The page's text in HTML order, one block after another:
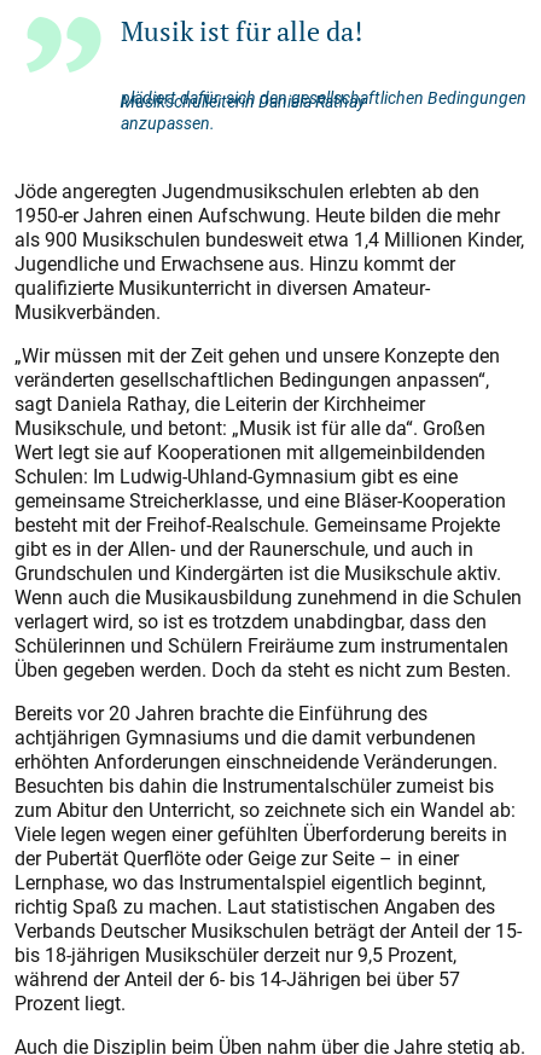
Musik ist für alle da!
Musikschulleiterin Daniela Rathay
plädiert dafür, sich den gesellschaftlichen Bedingungen
anzupassen.
Jöde angeregten Jugendmusikschulen erlebten ab den
1950-er Jahren einen Aufschwung. Heute bilden die mehr
als 900 Musikschulen bundesweit etwa 1,4 Millionen Kinder,
Jugendliche und Erwachsene aus. Hinzu kommt der
qualifizierte Musikunterricht in diversen Amateur-
Musikverbänden.
„Wir müssen mit der Zeit gehen und unsere Konzepte den
veränderten gesellschaftlichen Bedingungen anpassen“,
sagt Daniela Rathay, die Leiterin der Kirchheimer
Musikschule, und betont: „Musik ist für alle da“. Großen
Wert legt sie auf Kooperationen mit allgemeinbildenden
Schulen: Im Ludwig-Uhland-Gymnasium gibt es eine
gemeinsame Streicherklasse, und eine Bläser-Kooperation
besteht mit der Freihof-Realschule. Gemeinsame Projekte
gibt es in der Allen- und der Raunerschule, und auch in
Grundschulen und Kindergärten ist die Musikschule aktiv.
Wenn auch die Musikausbildung zunehmend in die Schulen
verlagert wird, so ist es trotzdem unabdingbar, dass den
Schülerinnen und Schülern Freiräume zum instrumentalen
Üben gegeben werden. Doch da steht es nicht zum Besten.
Bereits vor 20 Jahren brachte die Einführung des
achtjährigen Gymnasiums und die damit verbundenen
erhöhten Anforderungen einschneidende Veränderungen.
Besuchten bis dahin die Instrumentalschüler zumeist bis
zum Abitur den Unterricht, so zeichnete sich ein Wandel ab:
Viele legen wegen einer gefühlten Überforderung bereits in
der Pubertät Querflöte oder Geige zur Seite – in einer
Lernphase, wo das Instrumentalspiel eigentlich beginnt,
richtig Spaß zu machen. Laut statistischen Angaben des
Verbands Deutscher Musikschulen beträgt der Anteil der 15-
bis 18-jährigen Musikschüler derzeit nur 9,5 Prozent,
während der Anteil der 6- bis 14-Jährigen bei über 57
Prozent liegt.
Auch die Disziplin beim Üben nahm über die Jahre stetig ab.